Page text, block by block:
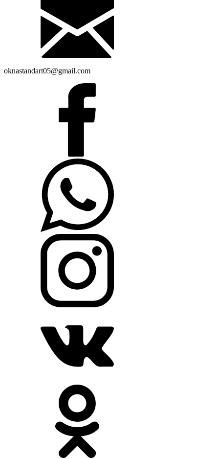
oknastandart05@gmail.com